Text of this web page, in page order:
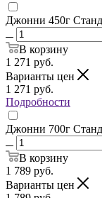
Джонни 450г
В корзину
1 271 руб.
Варианты цен
1 271 руб.
Подробности
Джонни 700г
В корзину
1 789 руб.
Варианты цен